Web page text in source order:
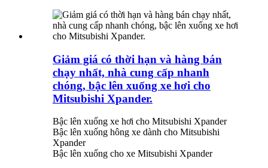
Giảm giá có thời hạn và hàng bán
chạy nhất, nhà cung cấp nhanh
chóng, bậc lên xuống xe hơi cho
Mitsubishi Xpander.
Bậc lên xuống xe hơi cho Mitsubishi Xpander
Bậc lên xuống hông xe dành cho Mitsubishi
Xpander
Bậc lên xuống cho xe Mitsubishi Xpander